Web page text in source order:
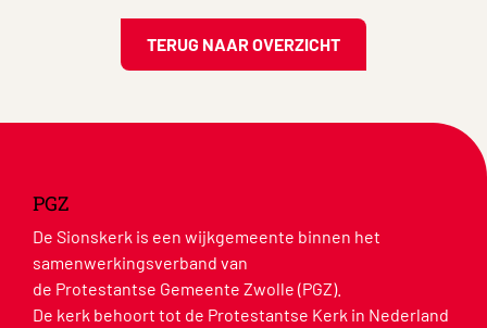
TERUG NAAR OVERZICHT
PGZ
De Sionskerk is een wijkgemeente binnen het
samenwerkingsverband van
de Protestantse Gemeente Zwolle (PGZ).
De kerk behoort tot de Protestantse Kerk in Nederland